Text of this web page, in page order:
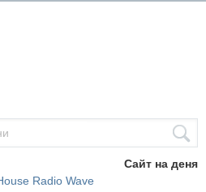
Сайт на деня
Radio Wave